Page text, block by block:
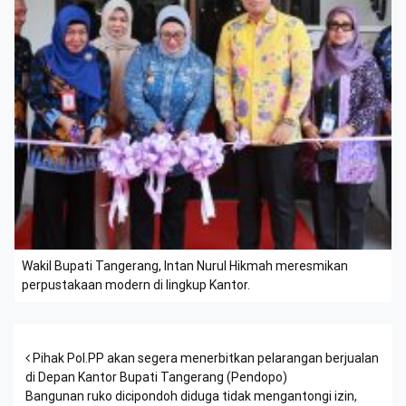
Wakil Bupati Tangerang, Intan Nurul Hikmah meresmikan
perpustakaan modern di lingkup Kantor.
Post navigation
Pihak Pol.PP akan segera menerbitkan pelarangan berjualan
di Depan Kantor Bupati Tangerang (Pendopo)
Bangunan ruko dicipondoh diduga tidak mengantongi izin,